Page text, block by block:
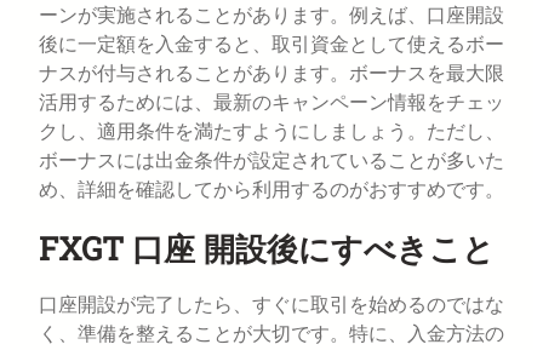
ーンが実施されることがあります。例えば、口座開設
後に一定額を入金すると、取引資金として使えるボー
ナスが付与されることがあります。ボーナスを最大限
活用するためには、最新のキャンペーン情報をチェッ
クし、適用条件を満たすようにしましょう。ただし、
ボーナスには出金条件が設定されていることが多いた
め、詳細を確認してから利用するのがおすすめです。
FXGT 口座 開設後にすべきこと
口座開設が完了したら、すぐに取引を始めるのではな
く、準備を整えることが大切です。特に、入金方法の